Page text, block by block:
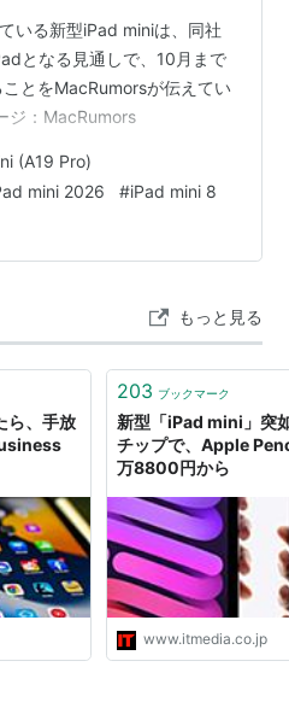
いる新型iPad miniは、同社
となる見通しで、10月まで
とをMacRumorsが伝えてい
ジ：MacRumors
(A19 Pro)
mini 2026 #iPad mini 8
もっと見る
ら、手放
203 ブックマーク
新型「iPad mini」突
チップで、Apple
万8800円から
www.itmedia.co.jp